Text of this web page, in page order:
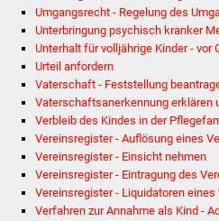
Umgangsrecht - Regelung des
Unterbringung psychisch kranker
Unterhalt für volljährige Kinder - vor
Urteil anfordern
Vaterschaft - Feststellung
Vaterschaftsanerkennung erklären
Verbleib des Kindes in der
Vereinsregister - Auflösung eines
Vereinsregister - Einsicht nehmen
Vereinsregister - Eintragung des
Vereinsregister - Liquidatoren
Verfahren zur Annahme als Kind -